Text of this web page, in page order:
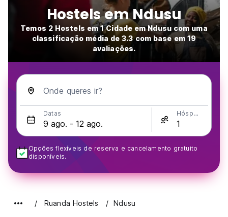
Hostels em Ndusu
Temos 2 Hostels em 1 Cidade em Ndusu com uma
classificação média de 3.3 com base em 19
avaliações.
Onde queres ir?
Datas Hóspedes
Opções flexíveis de reserva e cancelamento gratuito
disponíveis.
Ruanda Hostels Ndusu